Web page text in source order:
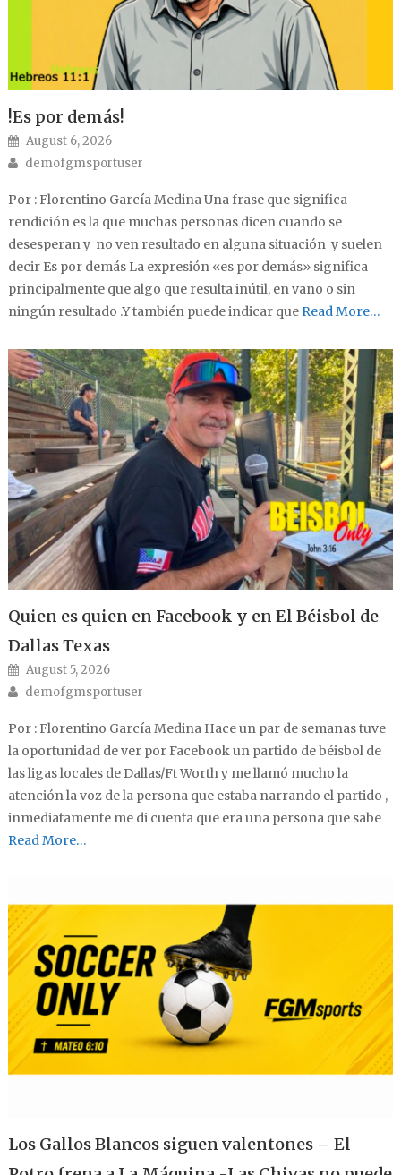
!Es por demás!
Posted on
August 6, 2026
Author
demofgmsportuser
Por : Florentino García Medina Una frase que significa
rendición es la que muchas personas dicen cuando se
desesperan y no ven resultado en alguna situación y suelen
decir Es por demás La expresión «es por demás» significa
principalmente que algo que resulta inútil, en vano o sin
ningún resultado .Y también puede indicar queRead More…
Quien es quien en Facebook y en El Béisbol de
Dallas Texas
Posted on
August 5, 2026
Author
demofgmsportuser
Por : Florentino García Medina Hace un par de semanas tuve
la oportunidad de ver por Facebook un partido de béisbol de
las ligas locales de Dallas/Ft Worth y me llamó mucho la
atención la voz de la persona que estaba narrando el partido ,
inmediatamente me di cuenta que era una persona que sabe
Read More…
Los Gallos Blancos siguen valentones – El